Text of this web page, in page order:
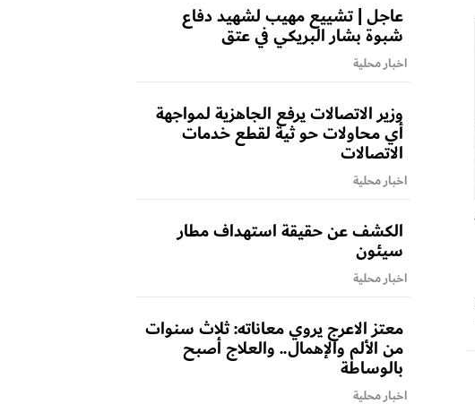
عاجل | تشييع مهيب لشهيد دفاع
شبوة بشار البريكي في عتق
اخبار محلية
وزير الاتصالات يرفع الجاهزية لمواجهة
أي محاولات حو ثية لقطع خدمات
الاتصالات
اخبار محلية
الكشف عن حقيقة استهداف مطار
سيئون
اخبار محلية
معتز الاعرج يروي معاناته: ثلاث سنوات
من الألم والإهمال.. والعلاج أصبح
بالوساطة
اخبار محلية